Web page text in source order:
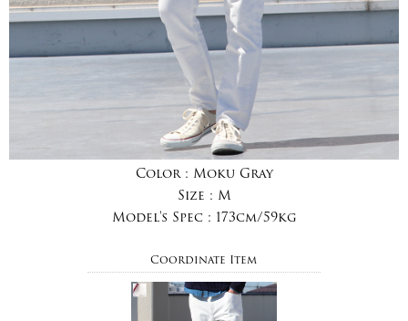
Color : Moku Gray
Size : M
Model's Spec : 173cm/59kg
Coordinate Item